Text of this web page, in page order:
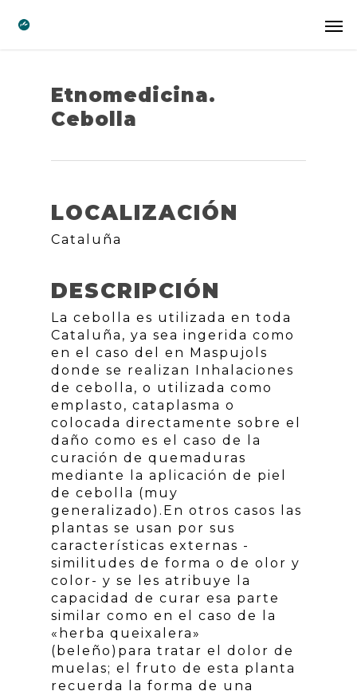
Etnomedicina.
Cebolla
LOCALIZACIÓN
Cataluña
DESCRIPCIÓN
La cebolla es utilizada en toda
Cataluña, ya sea ingerida como
en el caso del en Maspujols
donde se realizan Inhalaciones
de cebolla, o utilizada como
emplasto, cataplasma o
colocada directamente sobre el
daño como es el caso de la
curación de quemaduras
mediante la aplicación de piel
de cebolla (muy
generalizado).En otros casos las
plantas se usan por sus
características externas -
similitudes de forma o de olor y
color- y se les atribuye la
capacidad de curar esa parte
similar como en el caso de la
«herba queixalera»
(beleño)para tratar el dolor de
muelas; el fruto de esta planta
recuerda la forma de una